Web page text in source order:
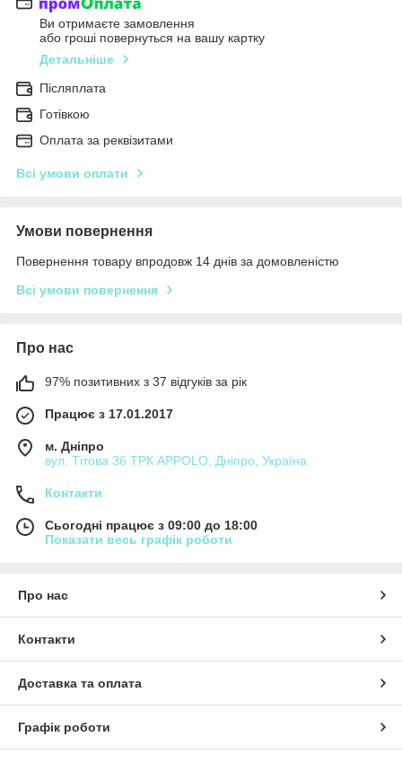
Ви отримаєте замовлення
або гроші повернуться на вашу картку
Детальніше
Післяплата
Готівкою
Оплата за реквізитами
Всі умови оплати
Умови повернення
Повернення товару впродовж 14 днів за домовленістю
Всі умови повернення
Про нас
97% позитивних з 37 відгуків за рік
Працює з 17.01.2017
м. Дніпро
вул. Тітова 36 ТРК APPOLO, Дніпро, Україна
Контакти
Сьогодні працює з 09:00 до 18:00
Показати весь графік роботи
Про нас
Контакти
Доставка та оплата
Графік роботи